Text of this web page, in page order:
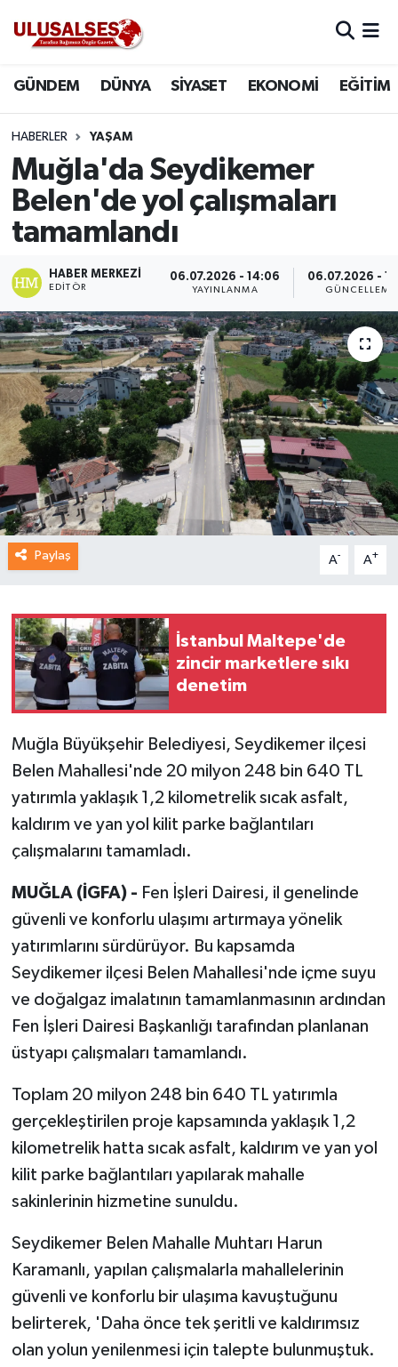
GÜNDEM DÜNYA SİYASET EKONOMİ EĞİTİM
HABERLER YAŞAM
Muğla'da Seydikemer
Belen'de yol çalışmaları
tamamlandı
HABER MERKEZI
EDITÖR
06.07.2026 - 14:06
YAYINLANMA
06.07.2026 -
GÜNCELLEME
Paylaş A- A+
İstanbul Maltepe'de
zincir marketlere sıkı
denetim
Muğla Büyükşehir Belediyesi, Seydikemer ilçesi
Belen Mahallesi'nde 20 milyon 248 bin 640 TL
yatırımla yaklaşık 1,2 kilometrelik sıcak asfalt,
kaldırım ve yan yol kilit parke bağlantıları
çalışmalarını tamamladı.
MUĞLA (İGFA) - Fen İşleri Dairesi, il genelinde
güvenli ve konforlu ulaşımı artırmaya yönelik
yatırımlarını sürdürüyor. Bu kapsamda
Seydikemer ilçesi Belen Mahallesi'nde içme suyu
ve doğalgaz imalatının tamamlanmasının ardından
Fen İşleri Dairesi Başkanlığı tarafından planlanan
üstyapı çalışmaları tamamlandı.
Toplam 20 milyon 248 bin 640 TL yatırımla
gerçekleştirilen proje kapsamında yaklaşık 1,2
kilometrelik hatta sıcak asfalt, kaldırım ve yan yol
kilit parke bağlantıları yapılarak mahalle
sakinlerinin hizmetine sunuldu.
Seydikemer Belen Mahalle Muhtarı Harun
Karamanlı, yapılan çalışmalarla mahallelerinin
güvenli ve konforlu bir ulaşıma kavuştuğunu
belirterek, 'Daha önce tek şeritli ve kaldırımsız
olan yolun yenilenmesi için talepte bulunmuştuk.
DÜNYA
SİYASET
EKONOMİ
SAĞLIK
MAGAZİN
SPOR
Trafik Durumu
Süper Lig Puan Durumu ve Fikstür
Tüm Manşetler
Haber Arşivi